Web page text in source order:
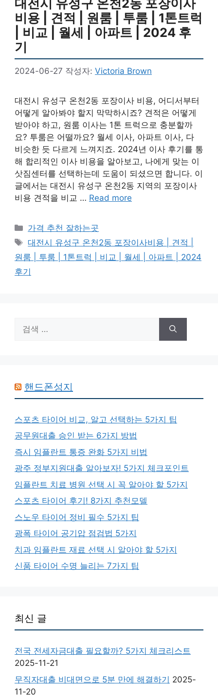
대전시 유성구 온천2동 포장이사
비용 | 견적 | 원룸 | 투룸 | 1톤트럭
| 비교 | 월세 | 아파트 | 2024 후
기
2024-06-27 작성자: Victoria Brown
대전시 유성구 온천2동 포장이사 비용, 어디서부터
어떻게 알아봐야 할지 막막하시죠? 견적은 어떻게
받아야 하고, 원룸 이사는 1톤 트럭으로 충분할까
요? 투룸은 어떨까요? 월세 이사, 아파트 이사, 다
비슷한 듯 다르게 느껴지죠. 2024년 이사 후기를 통
해 합리적인 이사 비용을 알아보고, 나에게 맞는 이
삿짐센터를 선택하는데 도움이 되셨으면 합니다. 이
글에서는 대전시 유성구 온천2동 지역의 포장이사
비용 견적을 비교 … Read more
카
테
고
리
가격 추천 잘하는곳
태
그
대전시 유성구 온천2동 포장이사비용 | 견적 |
원룸 | 투룸 | 1톤트럭 | 비교 | 월세 | 아파트 | 2024
후기
색:
핸드폰성지
스포츠 타이어 비교, 알고 선택하는 5가지 팁
공무원대출 승인 받는 6가지 방법
즉시 임플란트 통증 완화 5가지 비법
광주 정부지원대출 알아보자! 5가지 체크포인트
임플란트 치료 병원 선택 시 꼭 알아야 할 5가지
스포츠 타이어 후기! 8가지 추천모델
스노우 타이어 정비 필수 5가지 팁
광폭 타이어 공기압 점검법 5가지
치과 임플란트 재료 선택 시 알아야 할 5가지
신품 타이어 수명 늘리는 7가지 팁
최신 글
전국 전세자금대출 필요할까? 5가지 체크리스트
2025-11-21
무직자대출 비대면으로 5분 만에 해결하기 2025-
11-20